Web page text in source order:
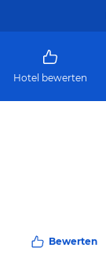
Hotel bewerten
Bewerten